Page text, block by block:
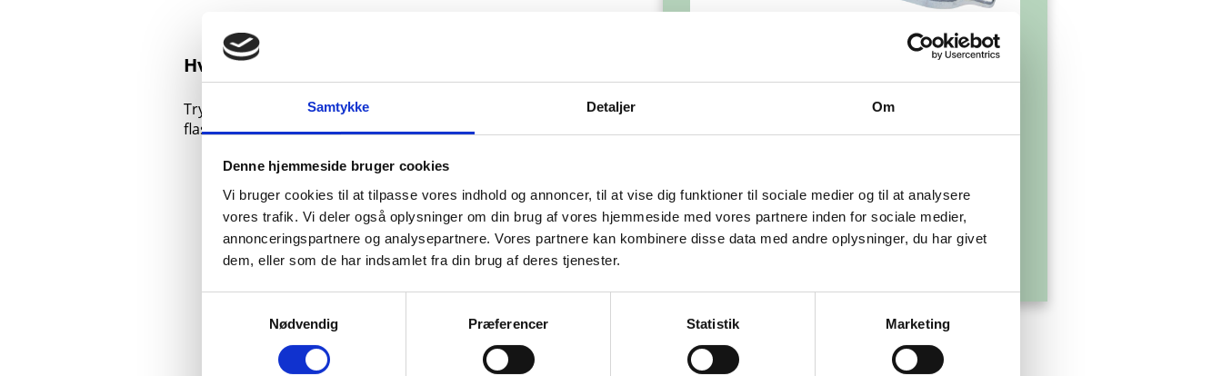
Samtykke Detaljer Om
Denne hjemmeside bruger cookies
Vi bruger cookies til at tilpasse vores indhold og annoncer, til at vise dig funktioner til sociale medier og til at analysere
vores trafik. Vi deler også oplysninger om din brug af vores hjemmeside med vores partnere inden for sociale medier,
annonceringspartnere og analysepartnere. Vores partnere kan kombinere disse data med andre oplysninger, du har givet
dem, eller som de har indsamlet fra din brug af deres tjenester.
Nødvendig
Præferencer Statistik Marketing
Hvad sker der med affaldet?
Trykflasker bliver omhyggeligt sikret, og metallet fra
flaskerne kan herefter bruges igen.
Sorteres til